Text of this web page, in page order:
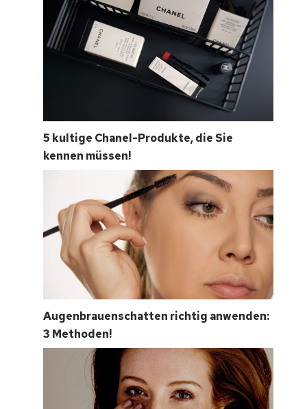
5 kultige Chanel-Produkte, die Sie
kennen müssen!
Augenbrauenschatten richtig anwenden:
3 Methoden!